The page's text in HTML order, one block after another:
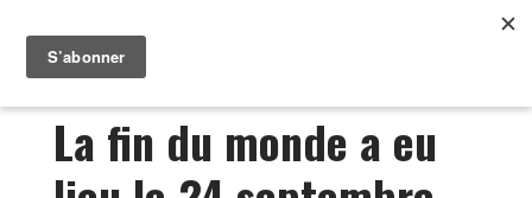
La fin du monde a eu